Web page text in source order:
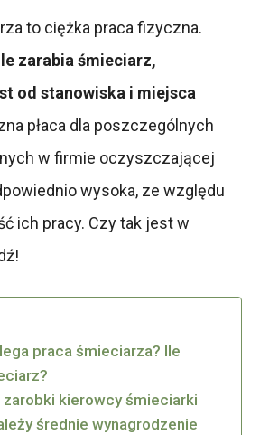
to ciężka praca fizyczna.
zarabia śmieciarz,
od stanowiska i miejsca
płaca dla poszczególnych
w firmie oczyszczającej
wysoka, ze względu
ich pracy. Czy tak jest w
praca śmieciarza? Ile
zarobki kierowcy śmieciarki
średnie wynagrodzenie